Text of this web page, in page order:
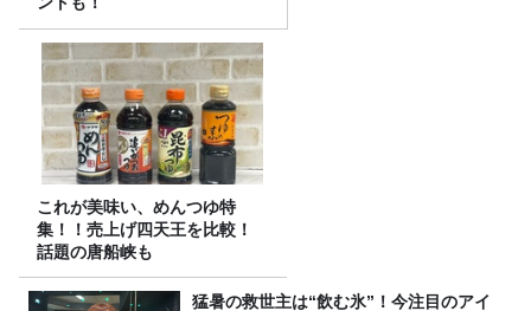
これが美味い、めんつゆ特
集！！売上げ四天王を比較！
話題の唐船峡も
猛暑の救世主は“飲む氷”！今注目のアイ